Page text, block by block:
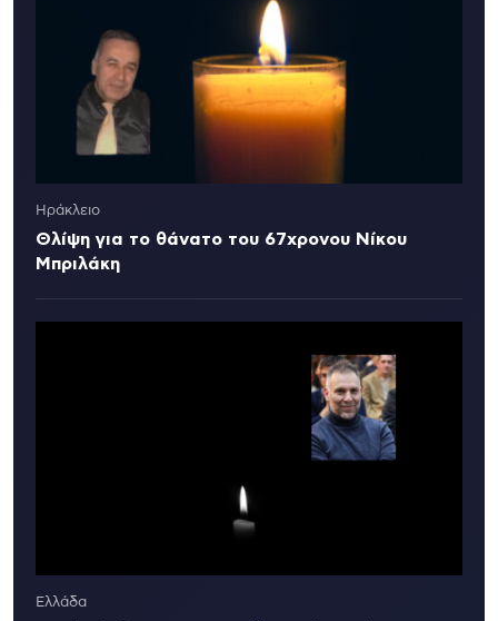
Ηράκλειο
Θλίψη για το θάνατο του 67χρονου Νίκου
Μπριλάκη
Ελλάδα